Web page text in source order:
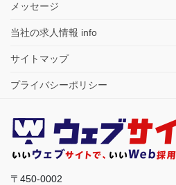
メッセージ
当社の求人情報 info
サイトマップ
プライバシーポリシー
〒450-0002